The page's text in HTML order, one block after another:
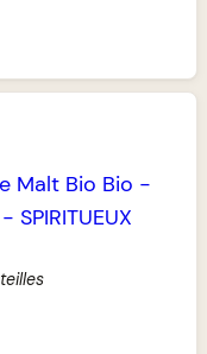
Malt Bio Bio -
- SPIRITUEUX